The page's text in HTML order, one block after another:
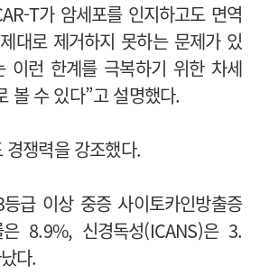
T가 암세포를 인지하고도 면역
대로 제거하지 못하는 문제가 있
이런 한계를 극복하기 위한 차세
볼 수 있다”고 설명했다.
쟁력을 강조했다.
급 이상 중증 사이토카인방출증
은 8.9%, 신경독성(ICANS)은 3.
다.